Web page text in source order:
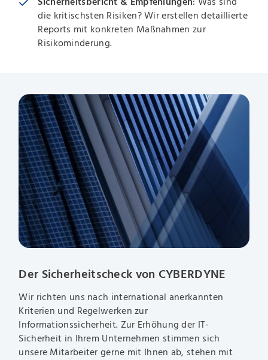
die kritischsten Risiken? Wir erstellen detaillierte
Reports mit konkreten Maßnahmen zur
Risikominderung.
Der Sicherheitscheck von CYBERDYNE
Wir richten uns nach international anerkannten
Kriterien und Regelwerken zur
Informationssicherheit. Zur Erhöhung der IT-
Sicherheit in Ihrem Unternehmen stimmen sich
unsere Mitarbeiter gerne mit Ihnen ab, stehen mit